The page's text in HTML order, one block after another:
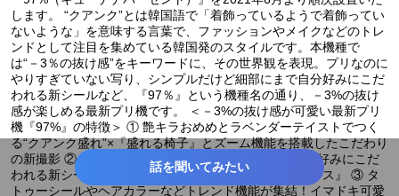
します。 “クアンク”とは韓国語で「着飾っているようで着飾ってい
ないような」を意味する言葉で、ファッションやメイクなどのトレ
ンドとして注目を集めている韓国発のスタイルです。本機種で
は“－3％の抜け感”をキーワードに、その世界観を表現。プリなのに
やりすぎていない写り、シンプルだけど細部にまで自分好みにこだ
われる新シールなど、『97％』という機種名の通り、－3%の抜け
感が楽しめる最新プリ機です。 ＜－3%の抜け感が可愛い最新プリ
機『97%』の特徴＞ ① 艶キラおめめとラベンダーテイストでつく
る“クアンク盛れ”×『盛れる椅子』とズーム機能を搭載したこだわり
の新撮影 ② アレンジバリエーションは無限大！？自分好みにこだ
われる新シールレイアウト『プリトレカ』＆『プリインス』 ③ タ
トゥーシールやヘアカラーなどトレンド機能が集結！イマドキ可愛
話を聞いてみたい